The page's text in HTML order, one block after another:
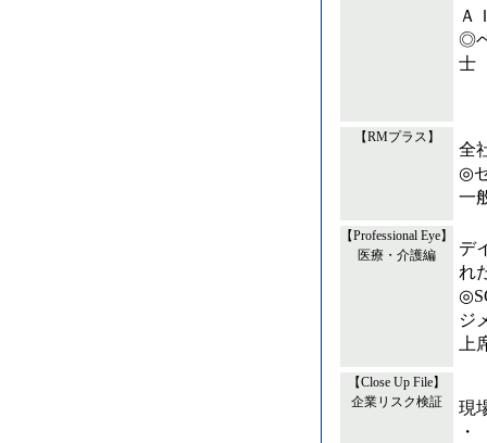
Ａ
◎
士
【RMプラス】
全
◎
一
【Professional Eye】
医療・介護編
デ
れ
ジ
上
【Close Up File】
企業リスク検証
現